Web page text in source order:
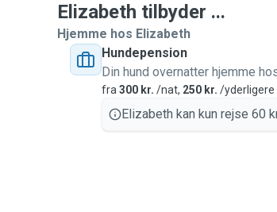
Elizabeth tilbyder ...
Hjemme hos Elizabeth
Hundepension
Din hund overnatter hjemme
fra 300 kr. /nat, 250 kr. /
Elizabeth kan kun rejse 60